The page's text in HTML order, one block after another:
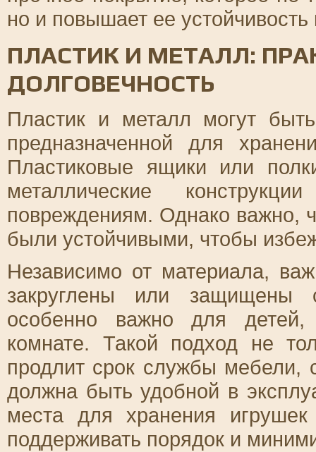
но и повышает ее устойчивость
ПЛАСТИК И МЕТАЛЛ:
ДОЛГОВЕЧНОСТЬ
Пластик и металл могут
предназначенной для
Пластиковые ящики или
металлические
повреждениям. Однако важно,
были устойчивыми, чтобы
Независимо от материала,
закруглены или защищены
особенно важно для детей,
комнате. Такой подход не
продлит срок службы
должна быть удобной в
места для хранения
поддерживать порядок и